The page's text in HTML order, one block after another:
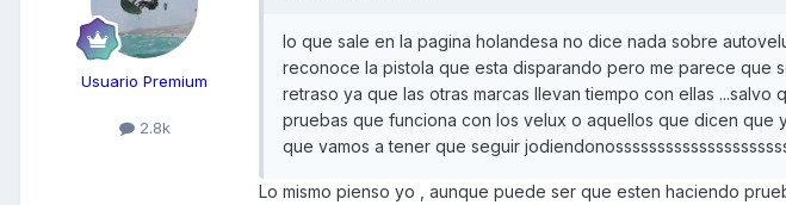
Usuario Premium
2.8k
lo que sale en la pagina holandesa no dice nada sobre
reconoce la pistola que esta disparando pero me parece que
retraso ya que las otras marcas llevan tiempo con ellas
pruebas que funciona con los velux o aquellos que dicen que
que vamos a tener que seguir
Lo mismo pienso yo , aunque puede ser que esten haciendo